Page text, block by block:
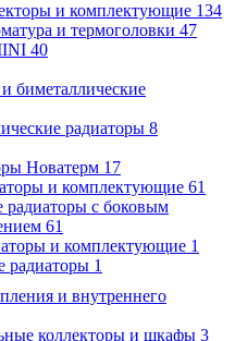
и комплектующие 134
и термоголовки 47
40
биметаллические
радиаторы 8
Новатерм 17
и комплектующие 61
радиаторы с боковым
61
и комплектующие 1
радиаторы 1
и внутреннего
коллекторы и шкафы 3